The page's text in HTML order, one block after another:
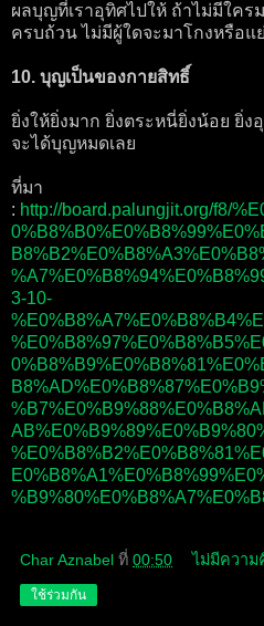
ผลบุญที่เราอุทิศไปให้ ถ้าไม่มีใคร
ครบถ้วน ไม่มีผู้ใดจะมาโกงหรือแ
10. บุญเป็นของกายสิทธิ์
ยิ่งให้ยิ่งมาก ยิ่งตระหนี่ยิ่งน้อย ยิ่ง
จะได้บุญหมดเลย
ที่มา
: http://board.palungjit.org/f8/
3-10-
Char Aznabel ที่ 00:50 ไม่มีความ
ใช้ร่วมกัน